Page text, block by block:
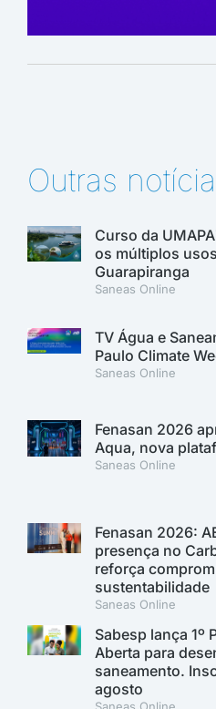
Outras
Curso da
os múltiplos
Guarapiranga
Saneas Online
TV Água e
Paulo Climate
Saneas Online
Fenasan 2026
Aqua, nova
Saneas Online
Fenasan 2026:
presença no
reforça
sustentabilidade
Saneas Online
Sabesp lança 1º
Aberta para
saneamento.
agosto